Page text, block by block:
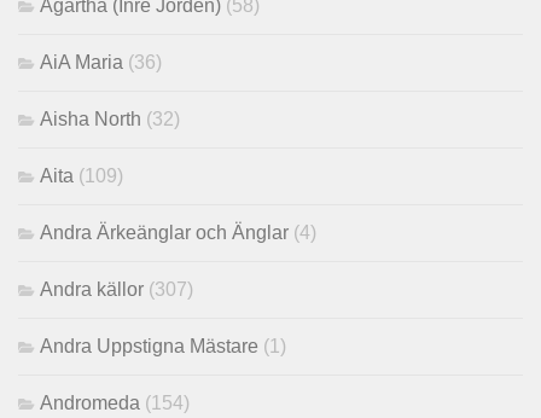
Agartha (Inre Jorden) (58)
AiA Maria (36)
Aisha North (32)
Aita (109)
Andra Ärkeänglar och Änglar (4)
Andra källor (307)
Andra Uppstigna Mästare (1)
Andromeda (154)